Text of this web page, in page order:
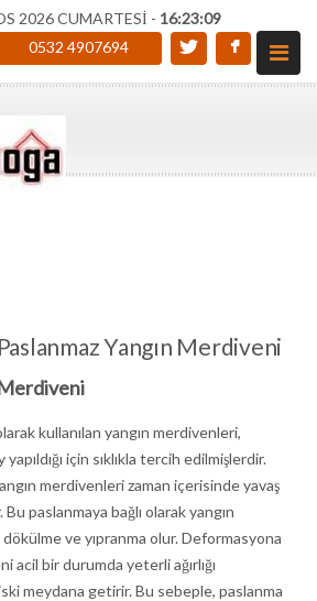
2026 CUMARTESİ - 16:23:10
0532 4907694
Yangın Merdiveni
Merdiveni
kullanılan yangın merdivenleri,
için sıklıkla tercih edilmişlerdir.
merdivenleri zaman içerisinde yavaş
paslanmaya bağlı olarak yangın
ve yıpranma olur. Deformasyona
acil bir durumda yeterli ağırlığı
meydana getirir. Bu sebeple, paslanma